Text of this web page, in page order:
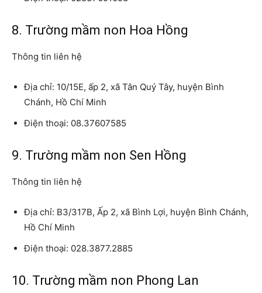
8. Trường mầm non Hoa Hồng
Thông tin liên hệ
Địa chỉ: 10/15E, ấp 2, xã Tân Quý Tây, huyện Bình
Chánh, Hồ Chí Minh
Điện thoại: 08.37607585
9. Trường mầm non Sen Hồng
Thông tin liên hệ
Địa chỉ: B3/317B, Ấp 2, xã Bình Lợi, huyện Bình Chánh,
Hồ Chí Minh
Điện thoại: 028.3877.2885
10. Trường mầm non Phong Lan